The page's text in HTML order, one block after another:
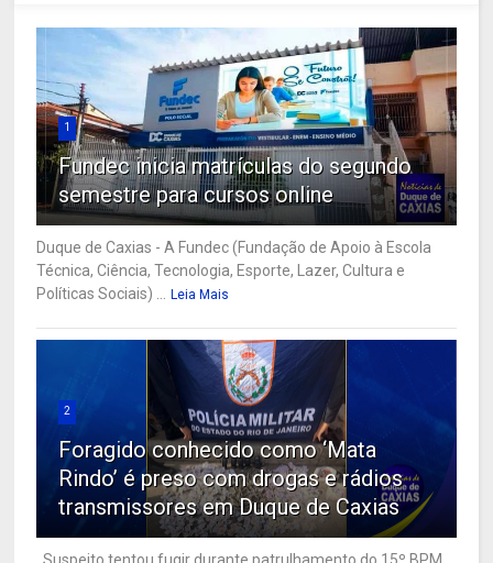
1
Fundec inicia matrículas do segundo
semestre para cursos online
Duque de Caxias - A Fundec (Fundação de Apoio à Escola
Técnica, Ciência, Tecnologia, Esporte, Lazer, Cultura e
Políticas Sociais) ...
Leia Mais
2
Foragido conhecido como ‘Mata
Rindo’ é preso com drogas e rádios
transmissores em Duque de Caxias